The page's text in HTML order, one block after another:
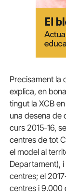
Precisament la
explica, en
tingut la XCB
una desena de
curs 2015-16,
centres de tot
el model al
Departament), i
centres; el
centres i 9.000